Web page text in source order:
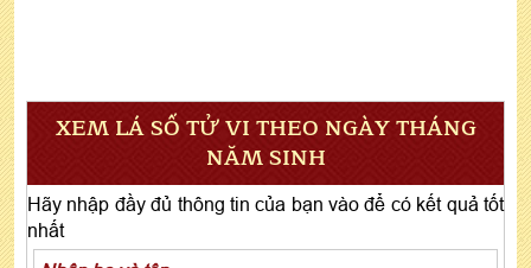
XEM LÁ SỐ TỬ VI THEO NGÀY THÁNG
NĂM SINH
Hãy nhập đầy đủ thông tin của bạn vào để có kết quả tốt
nhất